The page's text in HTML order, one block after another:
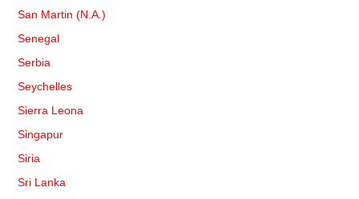
San Martin (N.A.)
Senegal
Serbia
Seychelles
Sierra Leona
Singapur
Siria
Sri Lanka